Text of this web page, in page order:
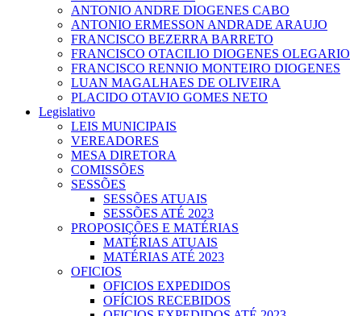
ANTONIO ANDRE DIOGENES CABO
ANTONIO ERMESSON ANDRADE ARAUJO
FRANCISCO BEZERRA BARRETO
FRANCISCO OTACILIO DIOGENES OLEGARIO
FRANCISCO RENNIO MONTEIRO DIOGENES
LUAN MAGALHAES DE OLIVEIRA
PLACIDO OTAVIO GOMES NETO
Legislativo
LEIS MUNICIPAIS
VEREADORES
MESA DIRETORA
COMISSÕES
SESSÕES
SESSÕES ATUAIS
SESSÕES ATÉ 2023
PROPOSIÇÕES E MATÉRIAS
MATÉRIAS ATUAIS
MATÉRIAS ATÉ 2023
OFICIOS
OFICIOS EXPEDIDOS
OFÍCIOS RECEBIDOS